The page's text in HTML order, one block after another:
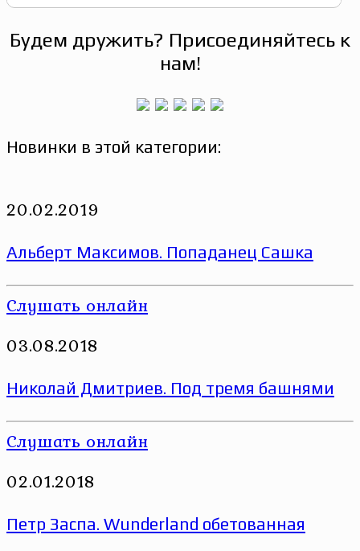
Будем дружить? Присоединяйтесь к
нам!
Новинки в этой категории:
20.02.2019
Альберт Максимов. Попаданец Сашка
Слушать онлайн
03.08.2018
Николай Дмитриев. Под тремя башнями
Слушать онлайн
02.01.2018
Петр Заспа. Wunderland обетованная